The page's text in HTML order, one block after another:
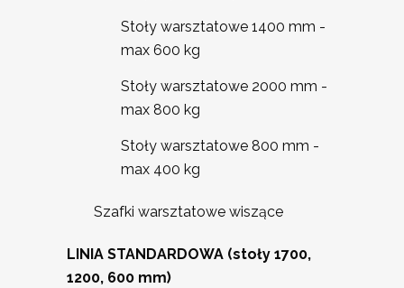
Stoły warsztatowe 1400 mm -
max 600 kg
Stoły warsztatowe 2000 mm -
max 800 kg
Stoły warsztatowe 800 mm -
max 400 kg
Szafki warsztatowe wiszące
LINIA STANDARDOWA (stoły 1700,
1200, 600 mm)